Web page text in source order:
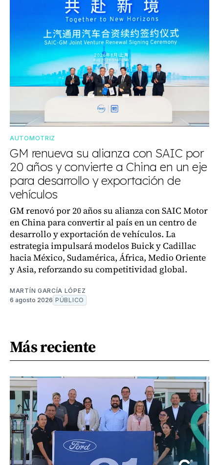
AUTOMOTRIZ
GM renueva su alianza con SAIC por
20 años y convierte a China en un eje
para desarrollo y exportación de
vehículos
GM renovó por 20 años su alianza con SAIC Motor
en China para convertir al país en un centro de
desarrollo y exportación de vehículos. La
estrategia impulsará modelos Buick y Cadillac
hacia México, Sudamérica, África, Medio Oriente
y Asia, reforzando su competitividad global.
MARTÍN GARCÍA LÓPEZ
6 agosto 2026 PÚBLICO
Más reciente